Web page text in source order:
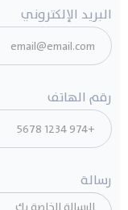
البريد الإلكتروني
رقم الهاتف
رسالة